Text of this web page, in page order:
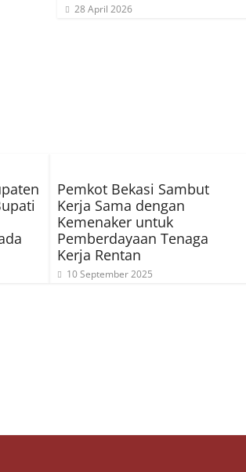
28 April 2026
Pemkot Bekasi Sambut
Kerja Sama dengan
Kemenaker untuk
Pemberdayaan Tenaga
Kerja Rentan
10 September 2025